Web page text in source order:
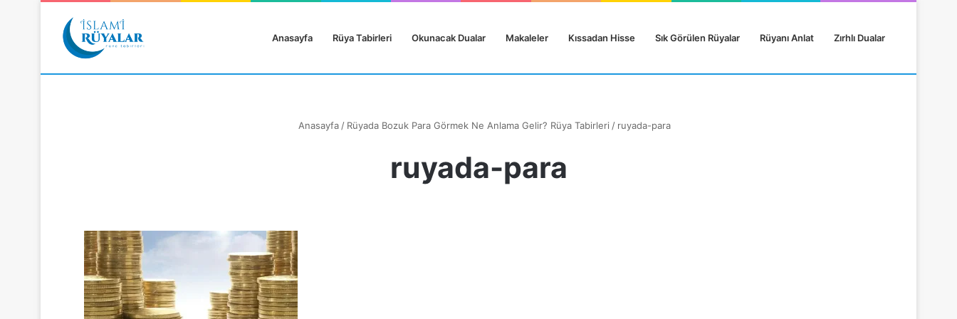
Anasayfa Rüya Tabirleri Okunacak Dualar Makaleler Kıssadan Hisse Sık Görülen Rüyalar Rüyanı Anlat Zırhlı Dualar
Anasayfa / Rüyada Bozuk Para Görmek Ne Anlama Gelir? Rüya Tabirleri / ruyada-para
ruyada-para